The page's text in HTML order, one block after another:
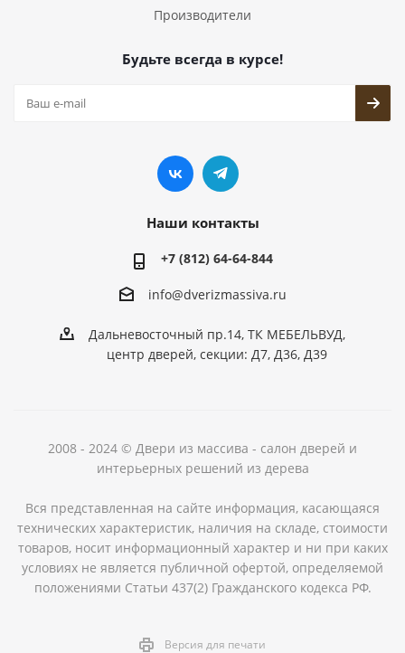
Производители
Будьте всегда в курсе!
Наши контакты
+7 (812) 64-64-844
info@dverizmassiva.ru
Дальневосточный пр.14, ТК МЕБЕЛЬВУД,
центр дверей, секции: Д7, Д36, Д39
2008 - 2024 © Двери из массива - салон дверей и
интерьерных решений из дерева
Вся представленная на сайте информация, касающаяся
технических характеристик, наличия на складе, стоимости
товаров, носит информационный характер и ни при каких
условиях не является публичной офертой, определяемой
положениями Статьи 437(2) Гражданского кодекса РФ.
Версия для печати